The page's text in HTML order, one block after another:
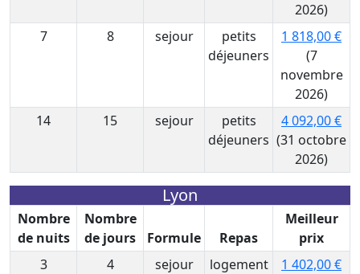
2026)
7
8 sejour
petits
déjeuners
1 818,00 €
(7
novembre
2026)
14
15 sejour
petits
déjeuners
4 092,00 €
(31 octobre
2026)
Lyon
Nombre
de nuits
Nombre
de jours
Formule Repas
Meilleur
prix
3
4 sejour
logement
1 402,00 €